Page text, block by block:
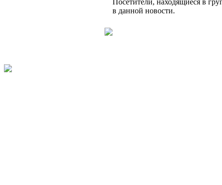
Посетители, находящиеся в
в данной новости.